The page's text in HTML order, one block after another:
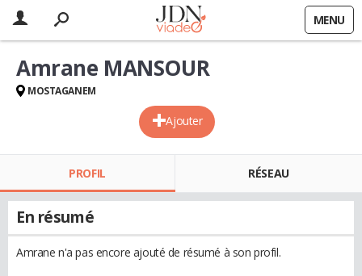
MENU
Ajouter
Amrane MANSOUR
MOSTAGANEM
PROFIL RÉSEAU
En résumé
Amrane n'a pas encore ajouté de résumé à son profil.